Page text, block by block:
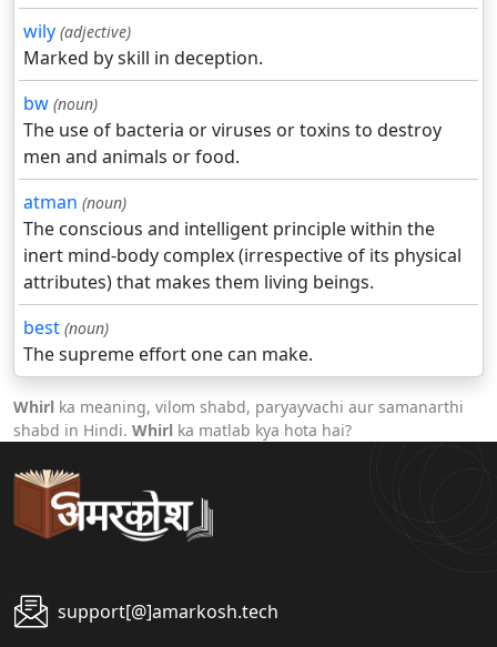
wily (adjective)
Marked by skill in deception.
bw (noun)
The use of bacteria or viruses or toxins to destroy
men and animals or food.
atman (noun)
The conscious and intelligent principle within the
inert mind-body complex (irrespective of its physical
attributes) that makes them living beings.
best (noun)
The supreme effort one can make.
Whirl ka meaning, vilom shabd, paryayvachi aur samanarthi
shabd in Hindi. Whirl ka matlab kya hota hai?
support[@]amarkosh.tech